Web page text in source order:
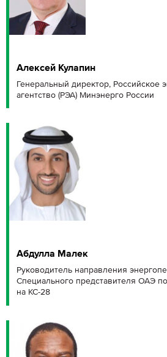
Алексей Кулапин
Генеральный директор, Российское
агентство (РЭА) Минэнерго России
Абдулла Малек
Руководитель направления
Специального представителя ОАЭ
на КС-28